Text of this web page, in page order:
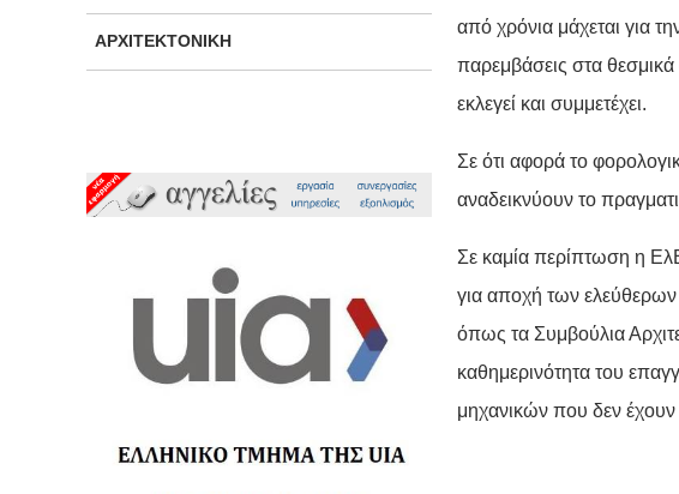
ΑΡΧΙΤΕΚΤΟΝΙΚΉ
από χρόνια μάχεται για
παρεμβάσεις στα
εκλεγεί και συμμετέχει.
Σε ότι αφορά το
αναδεικνύουν το
Σε καμία περίπτωση η
για αποχή των
όπως τα Συμβούλια
καθημερινότητα του
μηχανικών που δεν